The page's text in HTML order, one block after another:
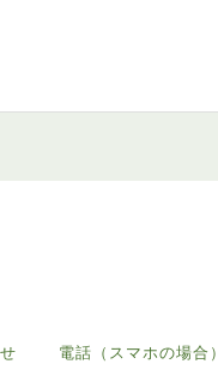
電話（スマホの場合）